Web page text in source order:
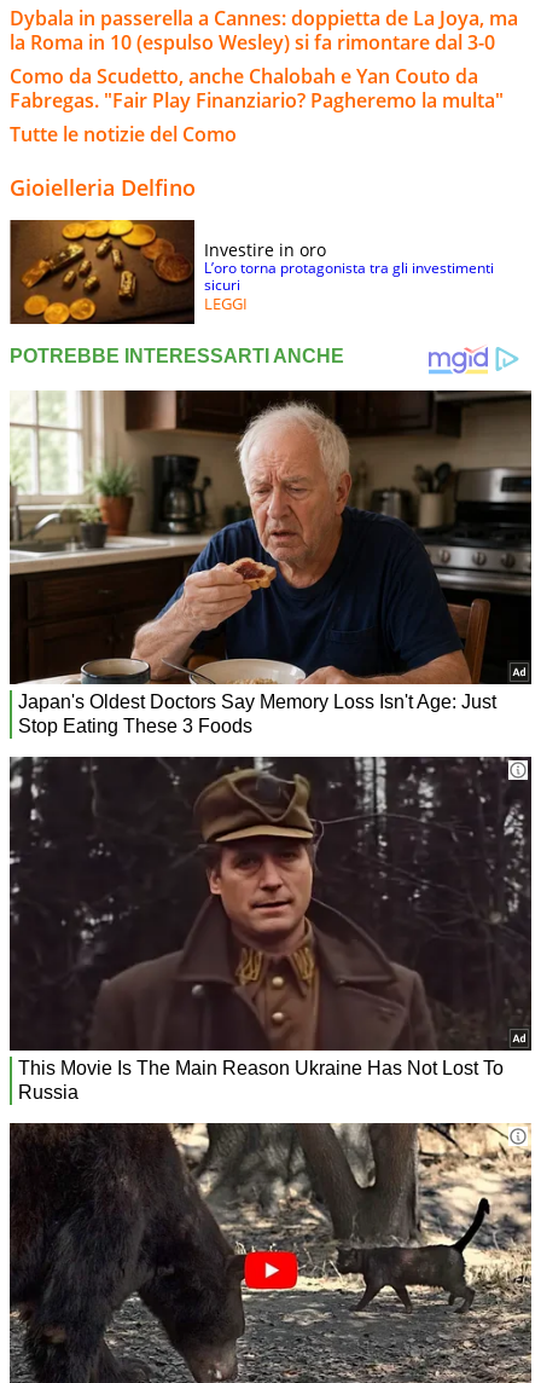
Dybala in passerella a Cannes: doppietta de La Joya, ma
la Roma in 10 (espulso Wesley) si fa rimontare dal 3-0
Como da Scudetto, anche Chalobah e Yan Couto da
Fabregas. "Fair Play Finanziario? Pagheremo la multa"
Tutte le notizie del Como
Gioielleria Delfino
Investire in oro
L’oro torna protagonista tra gli investimenti
sicuri
LEGGI